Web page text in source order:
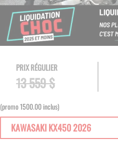
PRIX RÉGULIER
13 559 $
(promo 1500.00 inclus)
KAWASAKI KX450 2026